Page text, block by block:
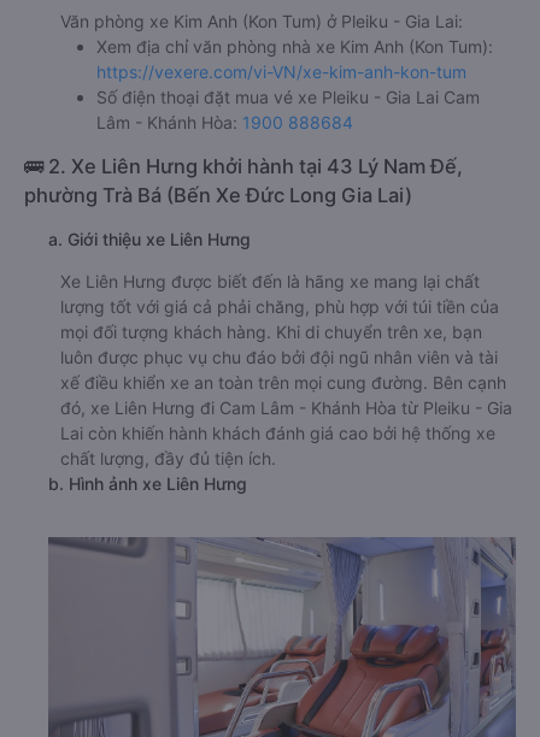
Văn phòng xe Kim Anh (Kon Tum) ở Pleiku - Gia Lai:
Xem địa chỉ văn phòng nhà xe Kim Anh (Kon Tum):
https://vexere.com/vi-VN/xe-kim-anh-kon-tum
Số điện thoại đặt mua vé xe Pleiku - Gia Lai Cam
Lâm - Khánh Hòa: 1900 888684
🚌 2. Xe Liên Hưng khởi hành tại 43 Lý Nam Đế,
phường Trà Bá (Bến Xe Đức Long Gia Lai)
a. Giới thiệu xe Liên Hưng
Xe Liên Hưng được biết đến là hãng xe mang lại chất
lượng tốt với giá cả phải chăng, phù hợp với túi tiền của
mọi đối tượng khách hàng. Khi di chuyển trên xe, bạn
luôn được phục vụ chu đáo bởi đội ngũ nhân viên và tài
xế điều khiển xe an toàn trên mọi cung đường. Bên cạnh
đó, xe Liên Hưng đi Cam Lâm - Khánh Hòa từ Pleiku - Gia
Lai còn khiến hành khách đánh giá cao bởi hệ thống xe
chất lượng, đầy đủ tiện ích.
b. Hình ảnh xe Liên Hưng